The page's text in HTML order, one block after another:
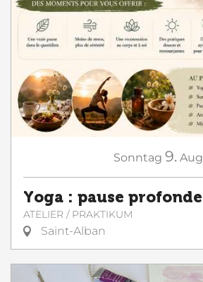
Sonntag 9. Aug
Yoga : pause profonde
ATELIER / PRAKTIKUM
Saint-Alban